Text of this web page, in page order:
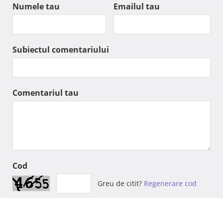
Numele tau Emailul tau
Subiectul comentariului
Comentariul tau
Cod
Greu de citit? Regenerare cod